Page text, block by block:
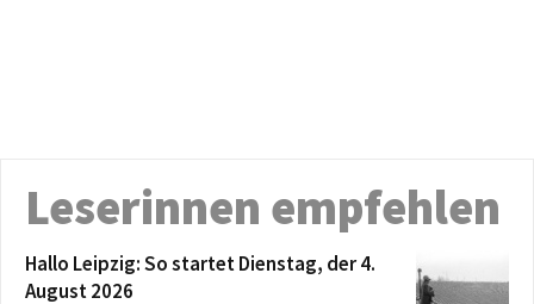
Leserinnen empfehlen
Hallo Leipzig: So startet Dienstag, der 4.
August 2026